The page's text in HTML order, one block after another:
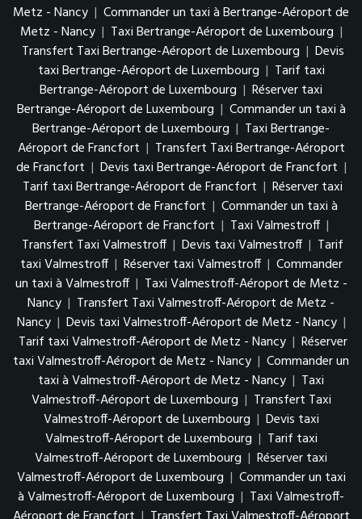
Metz - Nancy | Commander un taxi à Bertrange-Aéroport de
Metz - Nancy | Taxi Bertrange-Aéroport de Luxembourg |
Transfert Taxi Bertrange-Aéroport de Luxembourg | Devis
taxi Bertrange-Aéroport de Luxembourg | Tarif taxi
Bertrange-Aéroport de Luxembourg | Réserver taxi
Bertrange-Aéroport de Luxembourg | Commander un taxi à
Bertrange-Aéroport de Luxembourg | Taxi Bertrange-
Aéroport de Francfort | Transfert Taxi Bertrange-Aéroport
de Francfort | Devis taxi Bertrange-Aéroport de Francfort |
Tarif taxi Bertrange-Aéroport de Francfort | Réserver taxi
Bertrange-Aéroport de Francfort | Commander un taxi à
Bertrange-Aéroport de Francfort | Taxi Valmestroff |
Transfert Taxi Valmestroff | Devis taxi Valmestroff | Tarif
taxi Valmestroff | Réserver taxi Valmestroff | Commander
un taxi à Valmestroff | Taxi Valmestroff-Aéroport de Metz -
Nancy | Transfert Taxi Valmestroff-Aéroport de Metz -
Nancy | Devis taxi Valmestroff-Aéroport de Metz - Nancy |
Tarif taxi Valmestroff-Aéroport de Metz - Nancy | Réserver
taxi Valmestroff-Aéroport de Metz - Nancy | Commander un
taxi à Valmestroff-Aéroport de Metz - Nancy | Taxi
Valmestroff-Aéroport de Luxembourg | Transfert Taxi
Valmestroff-Aéroport de Luxembourg | Devis taxi
Valmestroff-Aéroport de Luxembourg | Tarif taxi
Valmestroff-Aéroport de Luxembourg | Réserver taxi
Valmestroff-Aéroport de Luxembourg | Commander un taxi
à Valmestroff-Aéroport de Luxembourg | Taxi Valmestroff-